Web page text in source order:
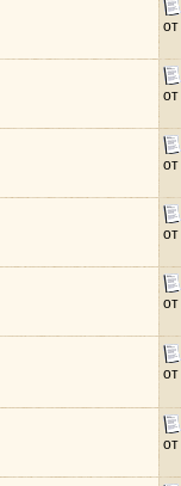
от
от
от
от
от
от
от